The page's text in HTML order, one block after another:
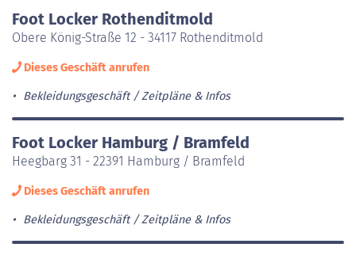
Foot Locker Rothenditmold
Obere König-Straße 12 - 34117 Rothenditmold
Dieses Geschäft anrufen
Bekleidungsgeschäft Zeitpläne & Infos
Foot Locker Hamburg / Bramfeld
Heegbarg 31 - 22391 Hamburg / Bramfeld
Dieses Geschäft anrufen
Bekleidungsgeschäft Zeitpläne & Infos